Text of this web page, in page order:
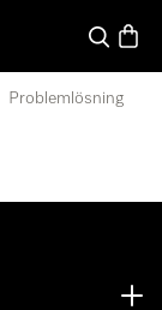
Sök
Problemlösning